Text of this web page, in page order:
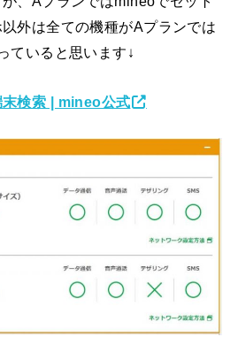
外は全ての機種がAプランでは
ていると思います↓
検索 | mineo公式